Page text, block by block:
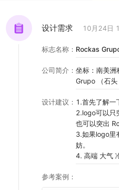
设计需求 10月24日
标志名称 ： Rockas
公司简介 ： 坐标：南美洲
Grupo （石头
设计建议 ： 1.首先了解一
2.logo可以只
也可以突出
3.如果logo里
妨。
4. 高端 大气
参考案例 ：